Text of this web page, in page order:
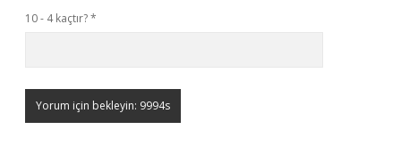
10 - 4 kaçtır?*